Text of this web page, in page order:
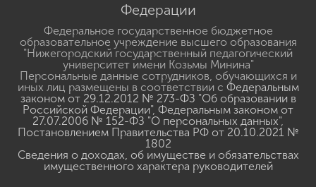
Федерации
Федеральное государственное бюджетное
образовательное учреждение высшего образования
"Нижегородский государственный педагогический
университет имени Козьмы Минина"
Персональные данные сотрудников, обучающихся и
иных лиц размещены в соответствии с Федеральным
законом от 29.12.2012 № 273-ФЗ "Об образовании в
Российской Федерации", Федеральным законом от
27.07.2006 № 152-ФЗ "О персональных данных",
Постановлением Правительства РФ от 20.10.2021 №
1802
Сведения о доходах, об имуществе и обязательствах
имущественного характера руководителей